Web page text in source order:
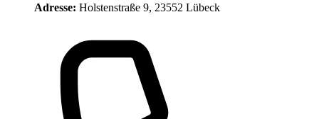
Adresse: Holstenstraße 9, 23552 Lübeck